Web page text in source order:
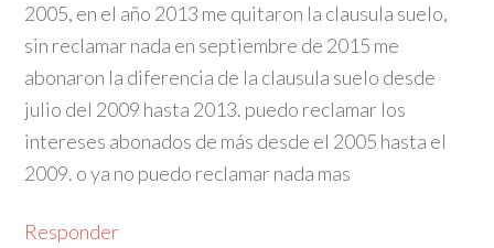
2005, en el año 2013 me quitaron la clausula suelo,
sin reclamar nada en septiembre de 2015 me
abonaron la diferencia de la clausula suelo desde
julio del 2009 hasta 2013. puedo reclamar los
intereses abonados de más desde el 2005 hasta el
2009. o ya no puedo reclamar nada mas
Responder